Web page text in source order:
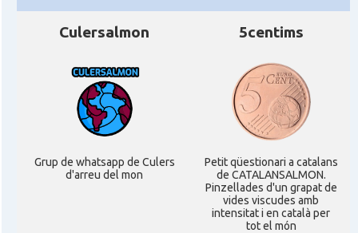
Culersalmon
Grup de whatsapp de Culers
d'arreu del mon
5centims
Petit qüestionari a catalans
de CATALANSALMON.
Pinzellades d'un grapat de
vides viscudes amb
intensitat i en català per
tot el món